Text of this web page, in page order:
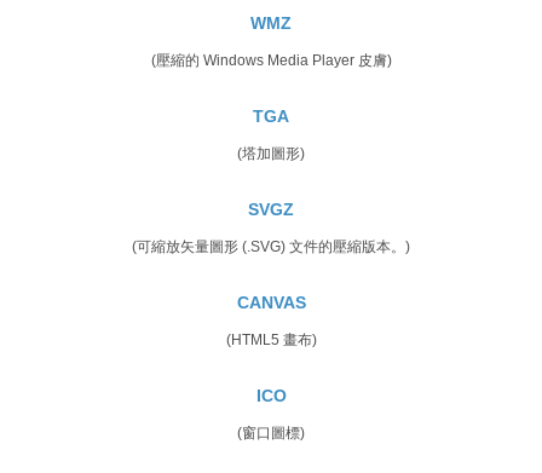
WMZ
(壓縮的 Windows Media Player 皮膚)
TGA
(塔加圖形)
SVGZ
(可縮放矢量圖形 (.SVG) 文件的壓縮版本。)
CANVAS
(HTML5 畫布)
ICO
(窗口圖標)